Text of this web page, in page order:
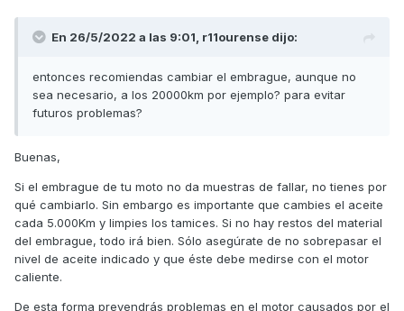
En 26/5/2022 a las 9:01, r11ourense dijo:
entonces recomiendas cambiar el embrague, aunque no
sea necesario, a los 20000km por ejemplo? para evitar
futuros problemas?
Buenas,
Si el embrague de tu moto no da muestras de fallar, no tienes por
qué cambiarlo. Sin embargo es importante que cambies el aceite
cada 5.000Km y limpies los tamices. Si no hay restos del material
del embrague, todo irá bien. Sólo asegúrate de no sobrepasar el
nivel de aceite indicado y que éste debe medirse con el motor
caliente.
De esta forma prevendrás problemas en el motor causados por el